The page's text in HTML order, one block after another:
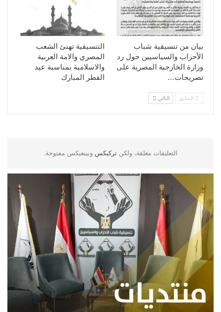
التنسيقية تهنئ الشعب
المصري والامة العربية
والاسلامية بمناسبة عيد
الفطر المبارك
بيان من تنسيقية شباب
الأحزاب والسياسيين حول رد
وزارة الخارجية المصرية على
تصريحات…
السابق التالي
التعليقات مغلقة، ولكن تركبكس وبينغبكس مفتوحة.